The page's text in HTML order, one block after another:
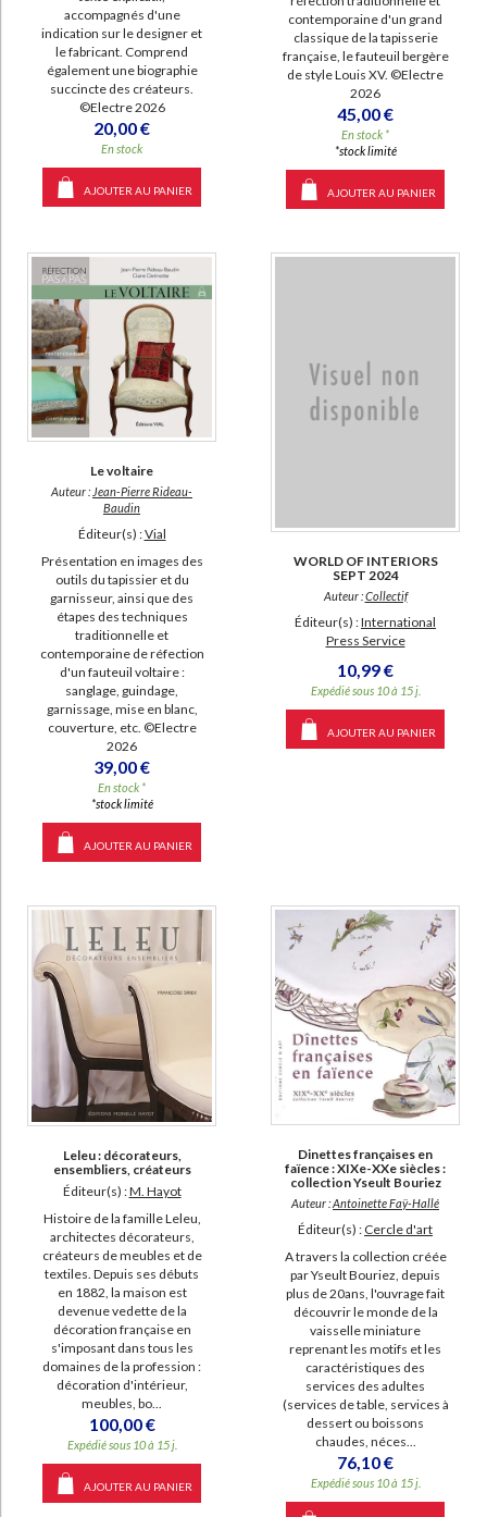
accompagnés d'une
indication sur le designer et
le fabricant. Comprend
également une biographie
succincte des créateurs.
©Electre 2026
20,00 €
En stock
AJOUTER AU PANIER
contemporaine d'un grand
classique de la tapisserie
française, le fauteuil bergère
de style Louis XV. ©Electre
2026
45,00 €
En stock *
*stock limité
AJOUTER AU PANIER
Le voltaire
Auteur : Jean-Pierre Rideau-
Baudin
Éditeur(s) :Vial
Présentation en images des
outils du tapissier et du
garnisseur, ainsi que des
étapes des techniques
traditionnelle et
contemporaine de réfection
d'un fauteuil voltaire :
sanglage, guindage,
garnissage, mise en blanc,
couverture, etc. ©Electre
2026
39,00 €
En stock *
*stock limité
AJOUTER AU PANIER
WORLD OF INTERIORS
SEPT 2024
Auteur :Collectif
Éditeur(s) :International
Press Service
10,99 €
Expédié sous 10 à 15 j.
AJOUTER AU PANIER
Leleu : décorateurs,
ensembliers, créateurs
Éditeur(s) :M. Hayot
Histoire de la famille Leleu,
architectes décorateurs,
créateurs de meubles et de
textiles. Depuis ses débuts
en 1882, la maison est
devenue vedette de la
décoration française en
s'imposant dans tous les
domaines de la profession :
décoration d'intérieur,
meubles, bo...
100,00 €
Expédié sous 10 à 15 j.
AJOUTER AU PANIER
Dinettes françaises en
faïence : XIXe-XXe siècles :
collection Yseult Bouriez
Auteur :Antoinette Faÿ-Hallé
Éditeur(s) : Cercle d'art
A travers la collection créée
par Yseult Bouriez, depuis
plus de 20ans, l'ouvrage fait
découvrir le monde de la
vaisselle miniature
reprenant les motifs et les
caractéristiques des
services des adultes
(services de table, services à
dessert ou boissons
chaudes, néces...
76,10 €
Expédié sous 10 à 15 j.